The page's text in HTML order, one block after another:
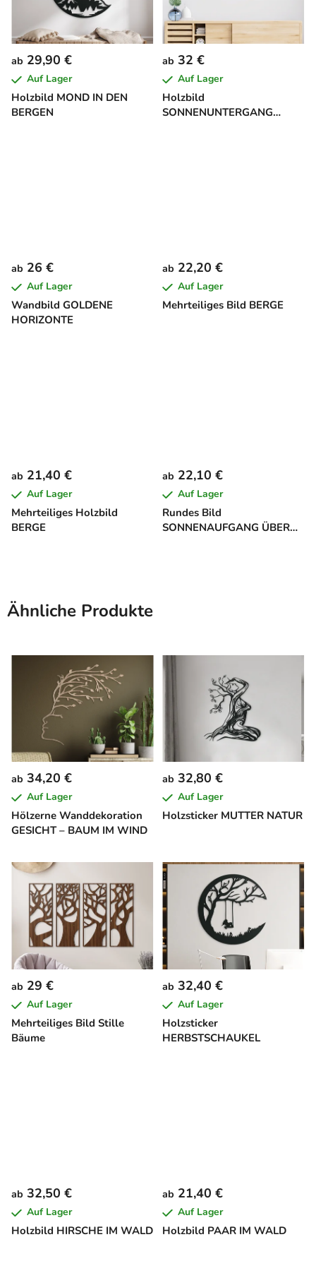
Holzbild MOND IN DEN
BERGEN
ab 29,90 €
Auf Lager
Holzbild
SONNENUNTERGANG
ab 32 €
Auf Lager
Wandbild GOLDENE
HORIZONTE
ab 26 €
Auf Lager
Mehrteiliges Bild BERGE
ab 22,20 €
Auf Lager
Mehrteiliges Holzbild
BERGE
ab 21,40 €
Auf Lager
Rundes Bild
SONNENAUFGANG ÜBER
ab 22,10 €
Auf Lager
Ähnliche Produkte
Hölzerne Wanddekoration
GESICHT – BAUM IM WIND
ab 34,20 €
Auf Lager
Holzsticker MUTTER NATUR
ab 32,80 €
Auf Lager
Mehrteiliges Bild Stille
Bäume
ab 29 €
Auf Lager
Holzsticker
HERBSTSCHAUKEL
ab 32,40 €
Auf Lager
Holzbild HIRSCHE IM WALD
ab 32,50 €
Auf Lager
Holzbild PAAR IM WALD
ab 21,40 €
Auf Lager